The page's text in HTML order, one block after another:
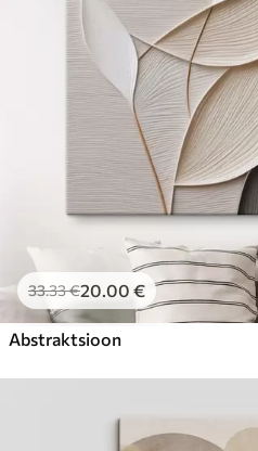
33.33€20.00 €
Abstraktsioon